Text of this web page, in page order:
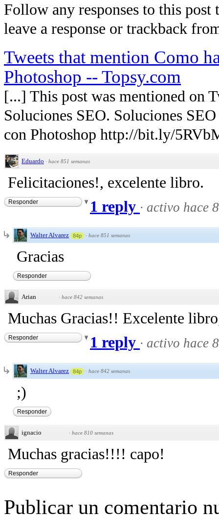
Follow any responses to this post
leave a response or trackback
Tweets that mention Como
Photoshop -- Topsy.com
[...] This post was mentioned on
Soluciones SEO. Soluciones
con Photoshop http://bit.ly/
Eduardo · hace 851 semanas
Felicitaciones!, excelente libro.
Responder 1 reply · activo hace
Walter Alvarez 84p · hace 851 semanas
Gracias
Responder
Arian · hace 842 semanas
Muchas Gracias!! Excelente
Responder 1 reply · activo hace
Walter Alvarez 84p · hace 842 semanas
;)
Responder
ignacio · hace 810 semanas
Muchas gracias!!!! capo!
Responder
Publicar un comentario